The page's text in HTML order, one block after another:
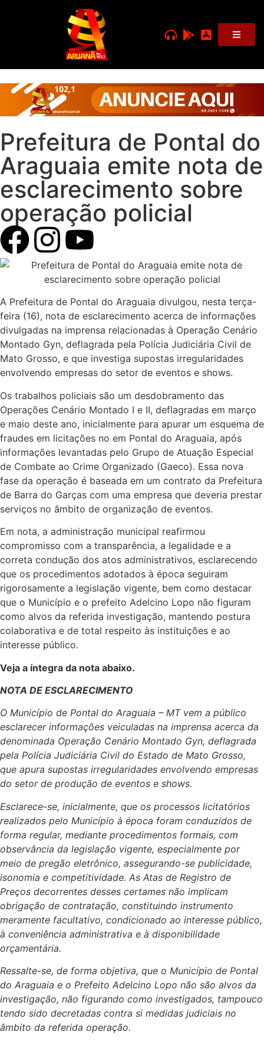
Prefeitura de Pontal do
Araguaia emite nota de
esclarecimento sobre
operação policial
A Prefeitura de Pontal do Araguaia divulgou, nesta terça-
feira (16), nota de esclarecimento acerca de informações
divulgadas na imprensa relacionadas à Operação Cenário
Montado Gyn, deflagrada pela Polícia Judiciária Civil de
Mato Grosso, e que investiga supostas irregularidades
envolvendo empresas do setor de eventos e shows.
Os trabalhos policiais são um desdobramento das
Operações Cenário Montado I e II, deflagradas em março
e maio deste ano, inicialmente para apurar um esquema de
fraudes em licitações no em Pontal do Araguaia, após
informações levantadas pelo Grupo de Atuação Especial
de Combate ao Crime Organizado (Gaeco). Essa nova
fase da operação é baseada em um contrato da Prefeitura
de Barra do Garças com uma empresa que deveria prestar
serviços no âmbito de organização de eventos.
Em nota, a administração municipal reafirmou
compromisso com a transparência, a legalidade e a
correta condução dos atos administrativos, esclarecendo
que os procedimentos adotados à época seguiram
rigorosamente a legislação vigente, bem como destacar
que o Município e o prefeito Adelcino Lopo não figuram
como alvos da referida investigação, mantendo postura
colaborativa e de total respeito às instituições e ao
interesse público.
Veja a íntegra da nota abaixo.
NOTA DE ESCLARECIMENTO
O Município de Pontal do Araguaia – MT vem a público
esclarecer informações veiculadas na imprensa acerca da
denominada Operação Cenário Montado Gyn, deflagrada
pela Polícia Judiciária Civil do Estado de Mato Grosso,
que apura supostas irregularidades envolvendo empresas
do setor de produção de eventos e shows.
Esclarece-se, inicialmente, que os processos licitatórios
realizados pelo Município à época foram conduzidos de
forma regular, mediante procedimentos formais, com
observância da legislação vigente, especialmente por
meio de pregão eletrônico, assegurando-se publicidade,
isonomia e competitividade. As Atas de Registro de
Preços decorrentes desses certames não implicam
obrigação de contratação, constituindo instrumento
meramente facultativo, condicionado ao interesse público,
à conveniência administrativa e à disponibilidade
orçamentária.
Ressalte-se, de forma objetiva, que o Município de Pontal
do Araguaia e o Prefeito Adelcino Lopo não são alvos da
investigação, não figurando como investigados, tampouco
tendo sido decretadas contra si medidas judiciais no
âmbito da referida operação.